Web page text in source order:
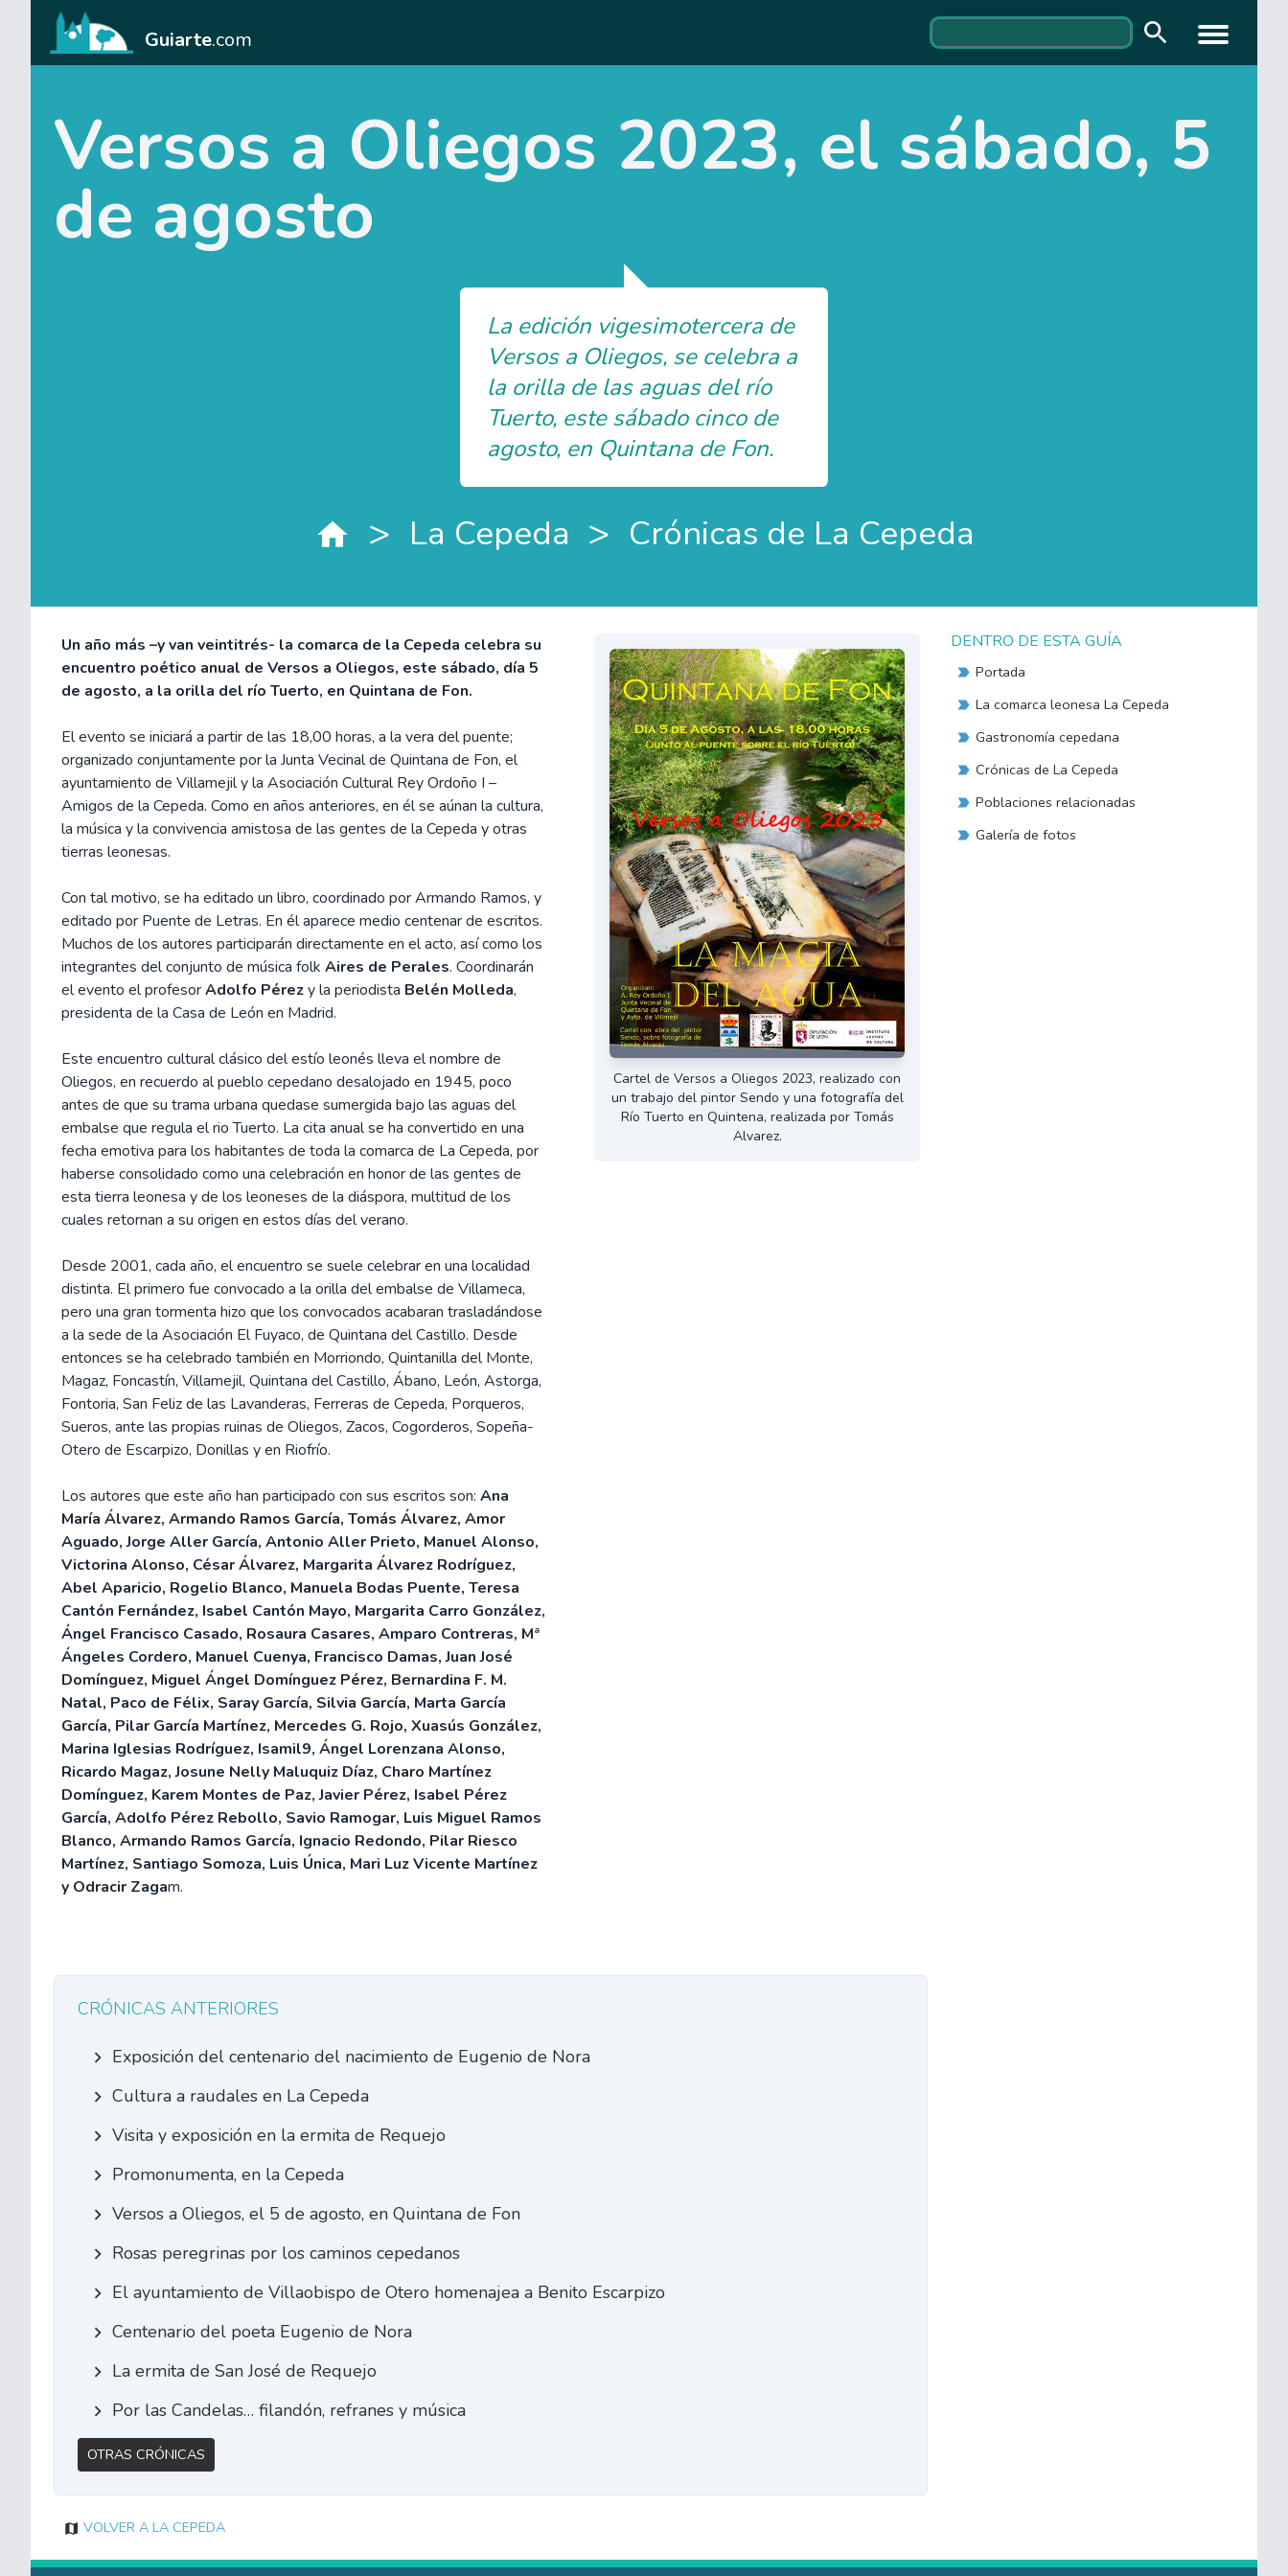
Guiarte.com
Versos a Oliegos 2023, el sábado, 5
de agosto
La edición vigesimotercera de
Versos a Oliegos, se celebra a
la orilla de las aguas del río
Tuerto, este sábado cinco de
agosto, en Quintana de Fon.
> La Cepeda > Crónicas de La Cepeda
Un año más –y van veintitrés- la comarca de la Cepeda celebra su
encuentro poético anual de Versos a Oliegos, este sábado, día 5
de agosto, a la orilla del río Tuerto, en Quintana de Fon.
El evento se iniciará a partir de las 18,00 horas, a la vera del puente;
organizado conjuntamente por la Junta Vecinal de Quintana de Fon, el
ayuntamiento de Villamejil y la Asociación Cultural Rey Ordoño I –
Amigos de la Cepeda. Como en años anteriores, en él se aúnan la cultura,
la música y la convivencia amistosa de las gentes de la Cepeda y otras
tierras leonesas.
Con tal motivo, se ha editado un libro, coordinado por Armando Ramos, y
editado por Puente de Letras. En él aparece medio centenar de escritos.
Muchos de los autores participarán directamente en el acto, así como los
integrantes del conjunto de música folk Aires de Perales. Coordinarán
el evento el profesorAdolfo Pérezy la periodista Belén Molleda,
presidenta de la Casa de León en Madrid.
Este encuentro cultural clásico del estío leonés lleva el nombre de
Oliegos, en recuerdo al pueblo cepedano desalojado en 1945, poco
antes de que su trama urbana quedase sumergida bajo las aguas del
embalse que regula el rio Tuerto. La cita anual se ha convertido en una
fecha emotiva para los habitantes de toda la comarca de La Cepeda, por
haberse consolidado como una celebración en honor de las gentes de
esta tierra leonesa y de los leoneses de la diáspora, multitud de los
cuales retornan a su origen en estos días del verano.
Desde 2001, cada año, el encuentro se suele celebrar en una localidad
distinta. El primero fue convocado a la orilla del embalse de Villameca,
pero una gran tormenta hizo que los convocados acabaran trasladándose
a la sede de la Asociación El Fuyaco, de Quintana del Castillo. Desde
entonces se ha celebrado también en Morriondo, Quintanilla del Monte,
Magaz, Foncastín, Villamejil, Quintana del Castillo, Ábano, León, Astorga,
Fontoria, San Feliz de las Lavanderas, Ferreras de Cepeda, Porqueros,
Sueros, ante las propias ruinas de Oliegos, Zacos, Cogorderos, Sopeña-
Otero de Escarpizo, Donillas y en Riofrío.
Los autores que este año han participado con sus escritos son: Ana
María Álvarez, Armando Ramos García, Tomás Álvarez, Amor
Aguado, Jorge Aller García, Antonio Aller Prieto, Manuel Alonso,
Victorina Alonso, César Álvarez, Margarita Álvarez Rodríguez,
Abel Aparicio, Rogelio Blanco, Manuela Bodas Puente, Teresa
Cantón Fernández, Isabel Cantón Mayo, Margarita Carro González,
Ángel Francisco Casado, Rosaura Casares, Amparo Contreras, Mª
Ángeles Cordero, Manuel Cuenya, Francisco Damas, Juan José
Domínguez, Miguel Ángel Domínguez Pérez, Bernardina F. M.
Natal, Paco de Félix, Saray García, Silvia García, Marta García
García, Pilar García Martínez, Mercedes G. Rojo, Xuasús González,
Marina Iglesias Rodríguez, Isamil9, Ángel Lorenzana Alonso,
Ricardo Magaz, Josune Nelly Maluquiz Díaz, Charo Martínez
Domínguez, Karem Montes de Paz, Javier Pérez, Isabel Pérez
García, Adolfo Pérez Rebollo, Savio Ramogar, Luis Miguel Ramos
Blanco, Armando Ramos García, Ignacio Redondo, Pilar Riesco
Martínez, Santiago Somoza, Luis Única, Mari Luz Vicente Martínez
y Odracir Zagam.
Cartel de Versos a Oliegos 2023, realizado con
un trabajo del pintor Sendo y una fotografía del
Río Tuerto en Quintena, realizada por Tomás
Alvarez.
CRÓNICAS ANTERIORES
Exposición del centenario del nacimiento de Eugenio de Nora
Cultura a raudales en La Cepeda
Visita y exposición en la ermita de Requejo
Promonumenta, en la Cepeda
Versos a Oliegos, el 5 de agosto, en Quintana de Fon
Rosas peregrinas por los caminos cepedanos
El ayuntamiento de Villaobispo de Otero homenajea a Benito Escarpizo
Centenario del poeta Eugenio de Nora
La ermita de San José de Requejo
Por las Candelas… filandón, refranes y música
Otras Crónicas
Volver a La Cepeda
DENTRO DE ESTA GUÍA
Portada
La comarca leonesa La Cepeda
Gastronomía cepedana
Crónicas de La Cepeda
Poblaciones relacionadas
Galería de fotos